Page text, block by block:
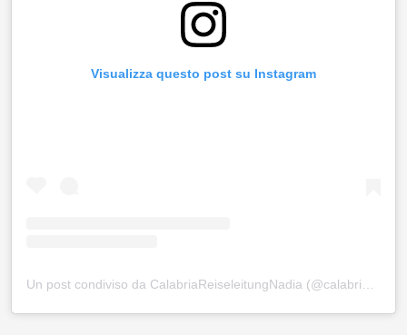
Visualizza questo post su Instagram
Un post condiviso da CalabriaReiseleitungNadia (@calabria_kalabrien)